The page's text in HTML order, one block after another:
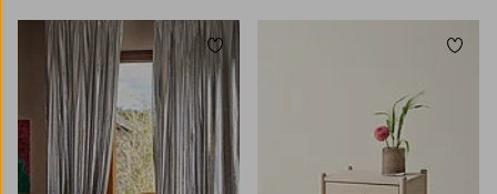
Zu Favoriten hinzufügen
300
Zu